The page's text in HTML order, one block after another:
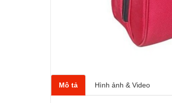
Mô tả Hình ảnh & Video